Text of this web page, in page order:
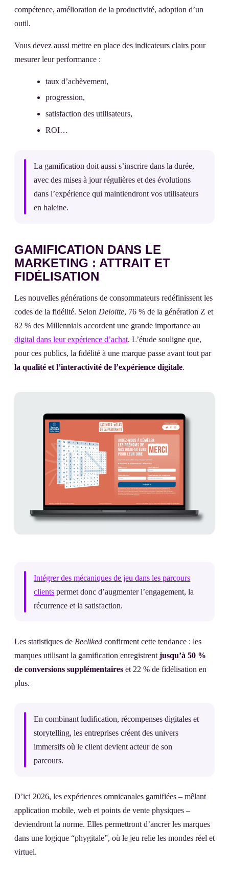
compétence, amélioration de la productivité, adoption d’un
outil.
Vous devez aussi mettre en place des indicateurs clairs pour
mesurer leur performance :
taux d’achèvement,
progression,
satisfaction des utilisateurs,
ROI…
La gamification doit aussi s’inscrire dans la durée,
avec des mises à jour régulières et des évolutions
dans l’expérience qui maintiendront vos utilisateurs
en haleine.
GAMIFICATION DANS LE
MARKETING : ATTRAIT ET
FIDÉLISATION
Les nouvelles générations de consommateurs redéfinissent les
codes de la fidélité. Selon Deloitte, 76 % de la génération Z et
82 % des Millennials accordent une grande importance au
digital dans leur expérience d’achat. L’étude souligne que,
pour ces publics, la fidélité à une marque passe avant tout par
la qualité et l’interactivité de l’expérience digitale.
Intégrer des mécaniques de jeu dans les parcours
clients permet donc d’augmenter l’engagement, la
récurrence et la satisfaction.
Les statistiques de Beeliked confirment cette tendance : les
marques utilisant la gamification enregistrent jusqu’à 50 %
de conversions supplémentaires et 22 % de fidélisation en
plus.
En combinant ludification, récompenses digitales et
storytelling, les entreprises créent des univers
immersifs où le client devient acteur de son
parcours.
D’ici 2026, les expériences omnicanales gamifiées – mêlant
application mobile, web et points de vente physiques –
deviendront la norme. Elles permettront d’ancrer les marques
dans une logique “phygitale”, où le jeu relie les mondes réel et
virtuel.